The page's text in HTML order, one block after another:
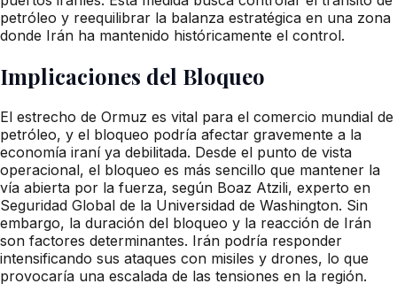
petróleo y reequilibrar la balanza estratégica en una zona
donde Irán ha mantenido históricamente el control.
Implicaciones del Bloqueo
El estrecho de Ormuz es vital para el comercio mundial de
petróleo, y el bloqueo podría afectar gravemente a la
economía iraní ya debilitada. Desde el punto de vista
operacional, el bloqueo es más sencillo que mantener la
vía abierta por la fuerza, según Boaz Atzili, experto en
Seguridad Global de la Universidad de Washington. Sin
embargo, la duración del bloqueo y la reacción de Irán
son factores determinantes. Irán podría responder
intensificando sus ataques con misiles y drones, lo que
provocaría una escalada de las tensiones en la región.